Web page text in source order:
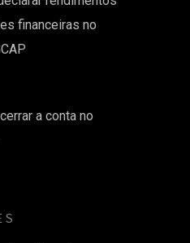
financeiras no
a conta no